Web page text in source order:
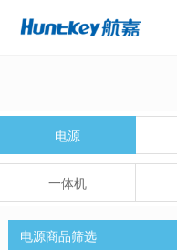
电源
一体机
电源商品筛选